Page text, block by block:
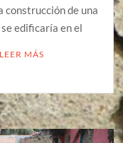
construcción de una
edificaría en el
LEER MÁS